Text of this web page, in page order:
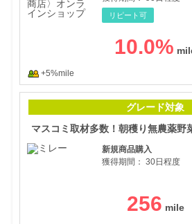
リピート可
10.0%
+5%mile
グレード対象
新規商品購入
獲得期間： 30日程度
256